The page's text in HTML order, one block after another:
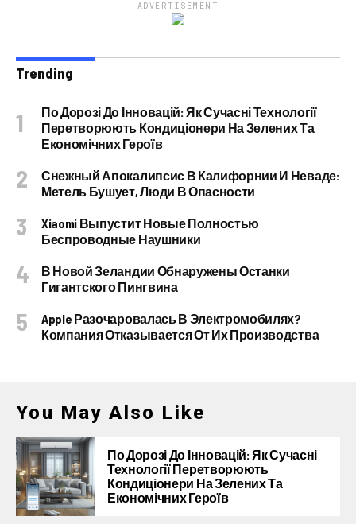
ADVERTISEMENT
Trending
По Дорозі До Інновацій: Як Сучасні Технології
Перетворюють Кондиціонери На Зелених Та
Економічних Героїв
Снежный Апокалипсис В Калифорнии И Неваде:
Метель Бушует, Люди В Опасности
Xiaomi Выпустит Новые Полностью
Беспроводные Наушники
В Новой Зеландии Обнаружены Останки
Гигантского Пингвина
Apple Разочаровалась В Электромобилях?
Компания Отказывается От Их Производства
You May Also Like
По Дорозі До Інновацій: Як Сучасні
Технології Перетворюють
Кондиціонери На Зелених Та
Економічних Героїв